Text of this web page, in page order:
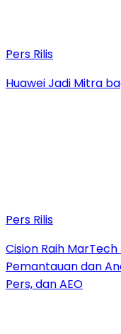
Pers Rilis
Huawei Jadi Mitra
Pers Rilis
Cision Raih
Pemantauan dan
Pers, dan AEO